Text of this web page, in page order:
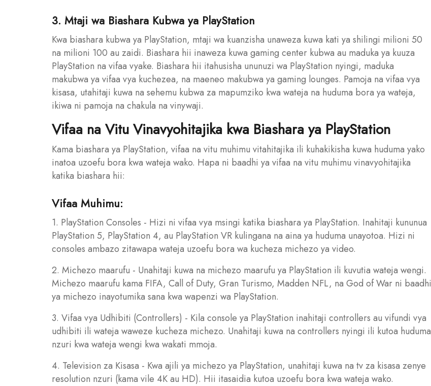
3. Mtaji wa Biashara Kubwa ya PlayStation
Kwa biashara kubwa ya PlayStation, mtaji wa kuanzisha unaweza kuwa kati ya shilingi milioni 50
na milioni 100 au zaidi. Biashara hii inaweza kuwa gaming center kubwa au maduka ya kuuza
PlayStation na vifaa vyake. Biashara hii itahusisha ununuzi wa PlayStation nyingi, maduka
makubwa ya vifaa vya kuchezea, na maeneo makubwa ya gaming lounges. Pamoja na vifaa vya
kisasa, utahitaji kuwa na sehemu kubwa za mapumziko kwa wateja na huduma bora ya wateja,
ikiwa ni pamoja na chakula na vinywaji.
Vifaa na Vitu Vinavyohitajika kwa Biashara ya PlayStation
Kama biashara ya PlayStation, vifaa na vitu muhimu vitahitajika ili kuhakikisha kuwa huduma yako
inatoa uzoefu bora kwa wateja wako. Hapa ni baadhi ya vifaa na vitu muhimu vinavyohitajika
katika biashara hii:
Vifaa Muhimu:
1. PlayStation Consoles - Hizi ni vifaa vya msingi katika biashara ya PlayStation. Inahitaji kununua
PlayStation 5, PlayStation 4, au PlayStation VR kulingana na aina ya huduma unayotoa. Hizi ni
consoles ambazo zitawapa wateja uzoefu bora wa kucheza michezo ya video.
2. Michezo maarufu - Unahitaji kuwa na michezo maarufu ya PlayStation ili kuvutia wateja wengi.
Michezo maarufu kama FIFA, Call of Duty, Gran Turismo, Madden NFL, na God of War ni baadhi
ya michezo inayotumika sana kwa wapenzi wa PlayStation.
3. Vifaa vya Udhibiti (Controllers) - Kila console ya PlayStation inahitaji controllers au vifundi vya
udhibiti ili wateja waweze kucheza michezo. Unahitaji kuwa na controllers nyingi ili kutoa huduma
nzuri kwa wateja wengi kwa wakati mmoja.
4. Television za Kisasa - Kwa ajili ya michezo ya PlayStation, unahitaji kuwa na tv za kisasa zenye
resolution nzuri (kama vile 4K au HD). Hii itasaidia kutoa uzoefu bora kwa wateja wako.